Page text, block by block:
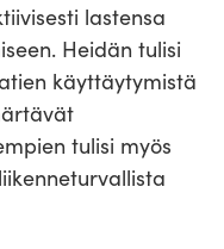
lastensa
Heidän tulisi
käyttäytymistä
tulisi myös